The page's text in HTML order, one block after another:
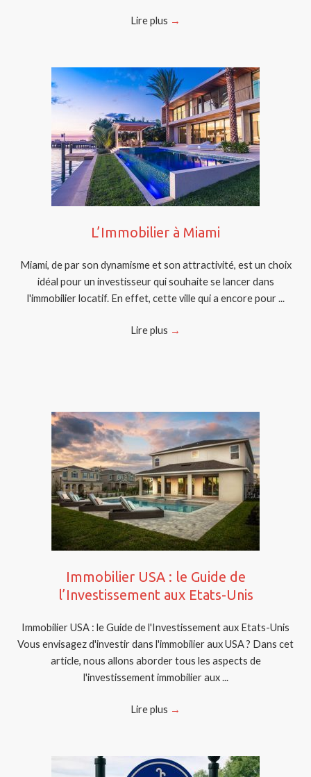
Lire plus →
L’Immobilier à Miami
Miami, de par son dynamisme et son attractivité, est un choix
idéal pour un investisseur qui souhaite se lancer dans
l'immobilier locatif. En effet, cette ville qui a encore pour ...
Lire plus →
Immobilier USA : le Guide de
l’Investissement aux Etats-Unis
Immobilier USA : le Guide de l'Investissement aux Etats-Unis
Vous envisagez d'investir dans l'immobilier aux USA ? Dans cet
article, nous allons aborder tous les aspects de
l'investissement immobilier aux ...
Lire plus →